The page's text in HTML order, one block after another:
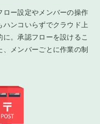
ロー設定やメンバーの操作
ンコいらずでクラウド上
。承認フローを設けるこ
、メンバーごとに作業の制